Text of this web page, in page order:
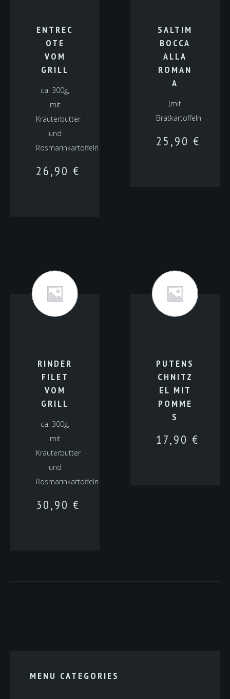
ENTREC
OTE
VOM
GRILL
ca. 300g,
mit
Kräuterbutter
und
Rosmarinkartoffeln
26,90 €
SALTIM
BOCCA
ALLA
ROMAN
A
(mit
Bratkartoffeln
25,90 €
RINDER
FILET
VOM
GRILL
ca. 300g,
mit
Kräuterbutter
und
Rosmarinkartoffeln
30,90 €
PUTENS
CHNITZ
EL MIT
POMME
S
17,90 €
MENU CATEGORIES